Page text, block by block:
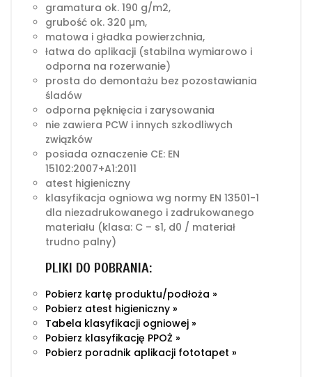
gramatura ok. 190 g/m2,
grubość ok. 320 µm,
matowa i gładka powierzchnia,
łatwa do aplikacji (stabilna wymiarowo i
odporna na rozerwanie)
prosta do demontażu bez pozostawiania
śladów
odporna pęknięcia i zarysowania
nie zawiera PCW i innych szkodliwych
związków
posiada oznaczenie CE: EN
15102:2007+A1:2011
atest higieniczny
klasyfikacja ogniowa wg normy EN 13501-1
dla niezadrukowanego i zadrukowanego
materiału (klasa: C – s1, d0 / materiał
trudno palny)
PLIKI DO POBRANIA:
Pobierz kartę produktu/podłoża »
Pobierz atest higieniczny »
Tabela klasyfikacji ogniowej »
Pobierz klasyfikację PPOŻ »
Pobierz poradnik aplikacji fototapet »